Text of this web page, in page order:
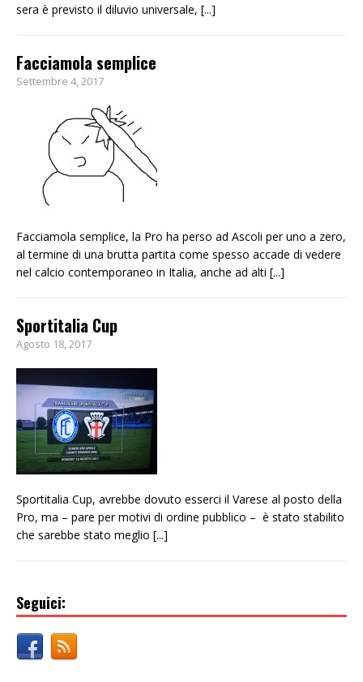
sera è previsto il diluvio universale, [...]
Facciamola semplice
Settembre 4, 2017
Facciamola semplice, la Pro ha perso ad Ascoli per uno a zero,
al termine di una brutta partita come spesso accade di vedere
nel calcio contemporaneo in Italia, anche ad alti [...]
Sportitalia Cup
Agosto 18, 2017
Sportitalia Cup, avrebbe dovuto esserci il Varese al posto della
Pro, ma – pare per motivi di ordine pubblico – è stato stabilito
che sarebbe stato meglio [...]
Seguici: